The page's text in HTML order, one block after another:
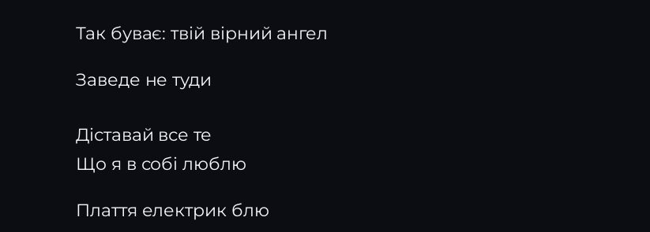
Так буває: твій вірний ангел
Заведе не туди
Діставай все те
Що я в собі люблю
Плаття електрик блю